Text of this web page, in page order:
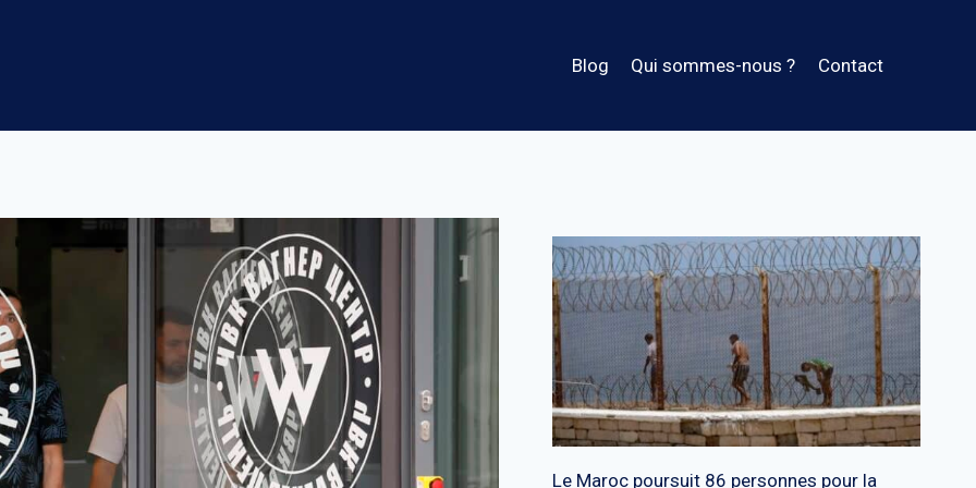
Blog Qui sommes-nous ? Contact
Le Maroc poursuit 86 personnes pour la